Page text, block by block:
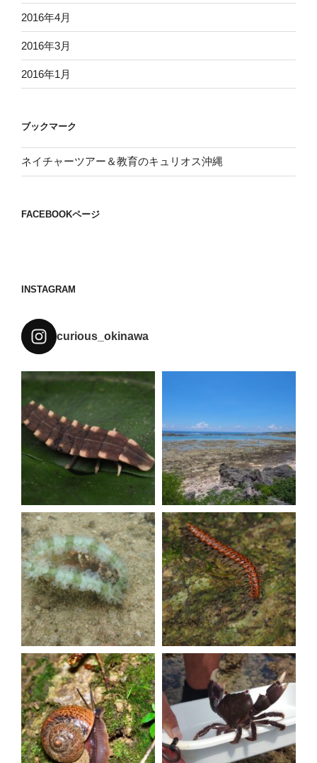
2016年4月
2016年3月
2016年1月
ブックマーク
ネイチャーツアー＆教育のキュリオス沖縄
FACEBOOKページ
INSTAGRAM
curious_okinawa